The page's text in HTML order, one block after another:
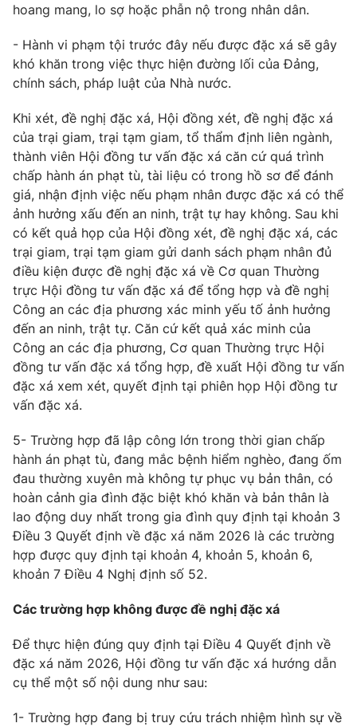
hoang mang, lo sợ hoặc phẫn nộ trong nhân dân.
- Hành vi phạm tội trước đây nếu được đặc xá sẽ gây
khó khăn trong việc thực hiện đường lối của Đảng,
chính sách, pháp luật của Nhà nước.
Khi xét, đề nghị đặc xá, Hội đồng xét, đề nghị đặc xá
của trại giam, trại tạm giam, tổ thẩm định liên ngành,
thành viên Hội đồng tư vấn đặc xá căn cứ quá trình
chấp hành án phạt tù, tài liệu có trong hồ sơ để đánh
giá, nhận định việc nếu phạm nhân được đặc xá có thể
ảnh hưởng xấu đến an ninh, trật tự hay không. Sau khi
có kết quả họp của Hội đồng xét, đề nghị đặc xá, các
trại giam, trại tạm giam gửi danh sách phạm nhân đủ
điều kiện được đề nghị đặc xá về Cơ quan Thường
trực Hội đồng tư vấn đặc xá để tổng hợp và đề nghị
Công an các địa phương xác minh yếu tố ảnh hưởng
đến an ninh, trật tự. Căn cứ kết quả xác minh của
Công an các địa phương, Cơ quan Thường trực Hội
đồng tư vấn đặc xá tổng hợp, đề xuất Hội đồng tư vấn
đặc xá xem xét, quyết định tại phiên họp Hội đồng tư
vấn đặc xá.
5- Trường hợp đã lập công lớn trong thời gian chấp
hành án phạt tù, đang mắc bệnh hiểm nghèo, đang ốm
đau thường xuyên mà không tự phục vụ bản thân, có
hoàn cảnh gia đình đặc biệt khó khăn và bản thân là
lao động duy nhất trong gia đình quy định tại khoản 3
Điều 3 Quyết định về đặc xá năm 2026 là các trường
hợp được quy định tại khoản 4, khoản 5, khoản 6,
khoản 7 Điều 4 Nghị định số 52.
Các trường hợp không được đề nghị đặc xá
Để thực hiện đúng quy định tại Điều 4 Quyết định về
đặc xá năm 2026, Hội đồng tư vấn đặc xá hướng dẫn
cụ thể một số nội dung như sau:
1- Trường hợp đang bị truy cứu trách nhiệm hình sự về